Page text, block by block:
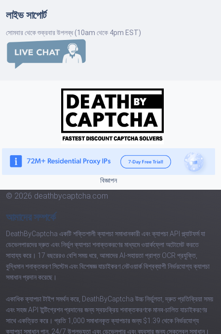
লাইভ সাপোর্ট
সোমবার থেকে শুক্রবার উপলব্ধ (10am থেকে 4pm EST)
বিজ্ঞাপন
© 2026 deathbycaptcha.com
আমাদের সম্পর্কে
DeathByCaptcha একটি শক্তিশালী ক্যাপচা সমাধানকারী এবং ক্যাপচা API প্ল্যাটফর্ম যা
ডেভেলপারদের দ্রুত এবং নির্ভুল ক্যাপচা শনাক্তকরণের মাধ্যমে ওয়ার্কফ্লো অটোমেট করতে
সাহায্য করে। 17 বছরেরও বেশি সময় ধরে, আমাদের AI-সহায়তা প্রাপ্ত OCR প্রযুক্তি,
বুদ্ধিমান শনাক্তকরণ সিস্টেম এবং বিশেষজ্ঞ যাচাইকরণ নেটওয়ার্ক বিশ্বব্যাপী নির্ভরযোগ্য ক্যাপচা
সমাধান প্রদান করেছে।
একাধিক ক্যাপচা টাইপ সমর্থন করে, DeathByCaptcha উচ্চ নির্ভুলতা, দ্রুত প্রতিক্রিয়া সময়
এবং সহজ API ইন্টিগ্রেশন প্রদানের জন্য স্বয়ংক্রিয় শনাক্তকরণকে মানব-চালিত যাচাইকরণের
সাথে একত্রিত করে। প্রতি 1,000 সমাধানকৃত ক্যাপচার জন্য $1.39 থেকে নির্ভরযোগ্য
ক্যাপচা সমাধান পান, 24/7 উপলভ্যতা এবং ডেভেলপার এবং ব্যবসার জন্য স্কেলেবল সমাধান।